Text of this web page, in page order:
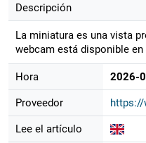
Descripción
La miniatura es una vista
webcam está disponible
Hora 2026-
Proveedor https://
Lee el artículo